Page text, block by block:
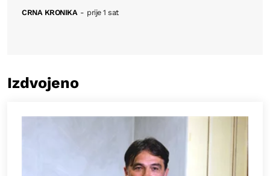
CRNA KRONIKA - prije 1 sat
Izdvojeno